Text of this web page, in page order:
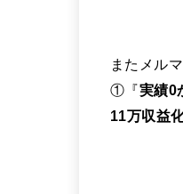
またメル
①『実績0
11万収益